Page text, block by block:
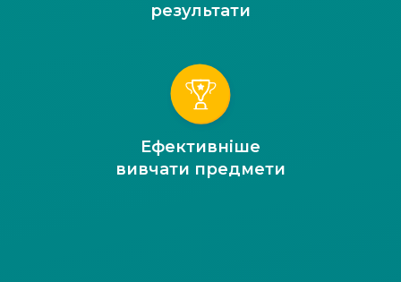
результати
Ефективніше
вивчати предмети